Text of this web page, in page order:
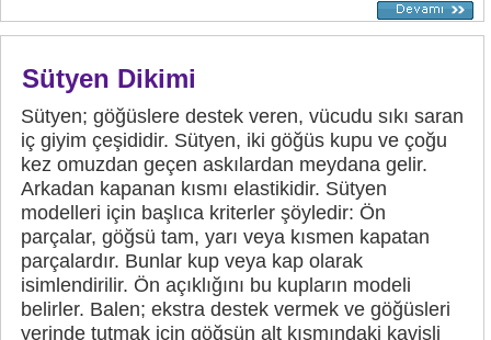
Sütyen Dikimi
Sütyen; göğüslere destek veren, vücudu sıkı saran
iç giyim çeşididir. Sütyen, iki göğüs kupu ve çoğu
kez omuzdan geçen askılardan meydana gelir.
Arkadan kapanan kısmı elastikidir. Sütyen
modelleri için başlıca kriterler şöyledir: Ön
parçalar, göğsü tam, yarı veya kısmen kapatan
parçalardır. Bunlar kup veya kap olarak
isimlendirilir. Ön açıklığını bu kupların modeli
belirler. Balen; ekstra destek vermek ve göğüsleri
yerinde tutmak için göğsün alt kısmındaki kavisli